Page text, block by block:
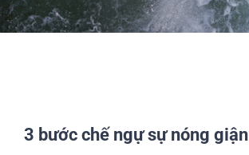
3 bước chế ngự sự nóng giận